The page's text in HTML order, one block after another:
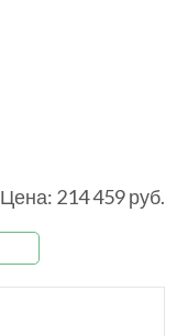
Цена: 214 459 руб.